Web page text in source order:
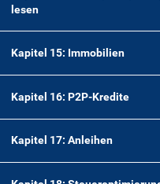
lesen
Kapitel 15: Immobilien
Kapitel 16: P2P-Kredite
Kapitel 17: Anleihen